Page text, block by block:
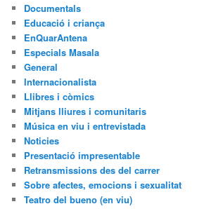
Documentals
Educació i criança
EnQuarAntena
Especials Masala
General
Internacionalista
Llibres i còmics
Mitjans lliures i comunitaris
Música en viu i entrevistada
Noticies
Presentació impresentable
Retransmissions des del carrer
Sobre afectes, emocions i sexualitat
Teatro del bueno (en viu)